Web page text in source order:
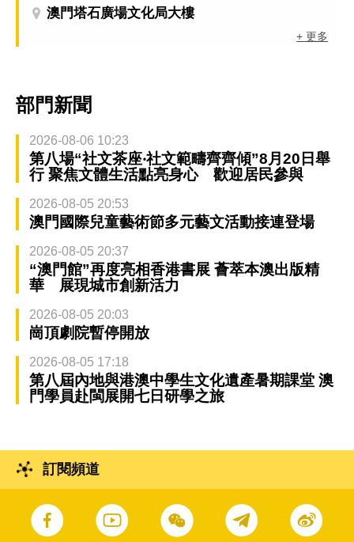
澳門塔石廣場文化局大樓
+ 更多
部門新聞
2026-08-06 10:23
第八場“社文茶座‧社文範疇齊齊傾”8月20日舉
行 聚焦文體生活點亮身心 歡迎居民參與
2026-08-05 20:53
澳門國際兒童藝術節多元藝文活動接連登場
2026-08-05 20:37
“澳門館”再度亮相香港書展 薈萃本澳出版精
華 展現城市創新活力
2026-08-05 20:03
崗頂劇院暫停開放
2026-08-05 17:18
第八屆內地與港澳中學生文化遺產暑期課堂 澳
門學員赴閩展開七日研學之旅
訂閱頻道